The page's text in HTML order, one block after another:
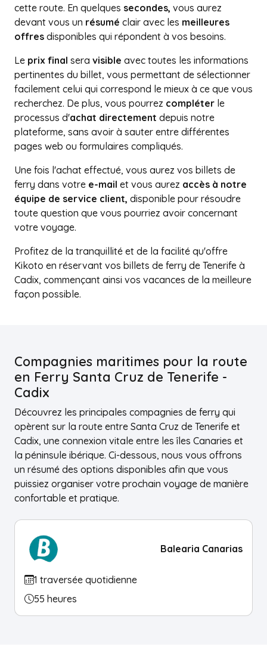
cette route. En quelques secondes, vous aurez
devant vous un résumé clair avec les meilleures
offres disponibles qui répondent à vos besoins.
Le prix final sera visible avec toutes les informations
pertinentes du billet, vous permettant de sélectionner
facilement celui qui correspond le mieux à ce que vous
recherchez. De plus, vous pourrez compléter le
processus d'achat directement depuis notre
plateforme, sans avoir à sauter entre différentes
pages web ou formulaires compliqués.
Une fois l'achat effectué, vous aurez vos billets de
ferry dans votre e-mail et vous aurez accès à notre
équipe de service client, disponible pour résoudre
toute question que vous pourriez avoir concernant
votre voyage.
Profitez de la tranquillité et de la facilité qu'offre
Kikoto en réservant vos billets de ferry de Tenerife à
Cadix, commençant ainsi vos vacances de la meilleure
façon possible.
Compagnies maritimes pour la route
en Ferry Santa Cruz de Tenerife -
Cadix
Découvrez les principales compagnies de ferry qui
opèrent sur la route entre Santa Cruz de Tenerife et
Cadix, une connexion vitale entre les îles Canaries et
la péninsule ibérique. Ci-dessous, nous vous offrons
un résumé des options disponibles afin que vous
puissiez organiser votre prochain voyage de manière
confortable et pratique.
Balearia Canarias
1 traversée quotidienne
55 heures